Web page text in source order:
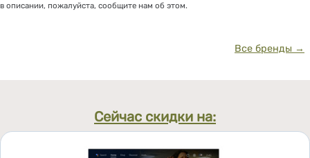
в описании, пожалуйста, сообщите нам об этом.
Все бренды →
Сейчас скидки на: